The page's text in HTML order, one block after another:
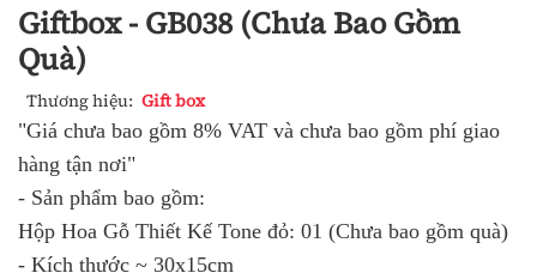
Giftbox - GB038 (Chưa Bao Gồm
Quà)
Thương hiệu: Gift box
"Giá chưa bao gồm 8% VAT và chưa bao gồm phí giao
hàng tận nơi"
- Sản phẩm bao gồm:
Hộp Hoa Gỗ Thiết Kế Tone đỏ: 01 (Chưa bao gồm quà)
- Kích thước ~ 30x15cm